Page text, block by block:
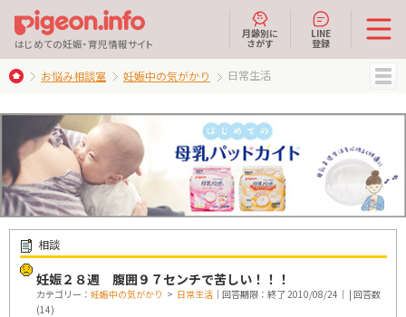
はじめての妊娠・育児情報サイト
月齢別に
さがす
LINE
登録
お悩み相談室 妊娠中の気がかり 日常生活
相談
妊娠２８週 腹囲９７センチで苦しい！！！
カテゴリー： 妊娠中の気がかり > 日常生活 ｜回答期限：終了 2010/08/24｜ | 回答数
(14)